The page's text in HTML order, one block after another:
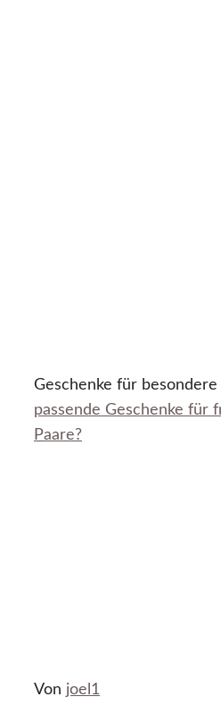
Geschenke für besondere
passende Geschenke für
Paare?
Von joel1